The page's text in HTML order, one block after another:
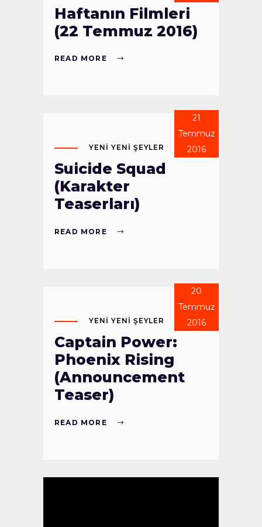
Haftanın Filmleri
(22 Temmuz 2016)
READ MORE
21
Temmuz
2016
YENI YENI ŞEYLER
Suicide Squad
(Karakter
Teaserları)
READ MORE
20
Temmuz
2016
YENI YENI ŞEYLER
Captain Power:
Phoenix Rising
(Announcement
Teaser)
READ MORE